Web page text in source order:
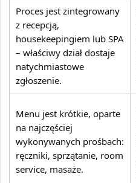
Proces jest zintegrowany
z recepcją,
housekeepingiem lub SPA
– właściwy dział dostaje
natychmiastowe
zgłoszenie.
Menu jest krótkie, oparte
na najczęściej
wykonywanych prośbach:
ręczniki, sprzątanie, room
service, masaże.